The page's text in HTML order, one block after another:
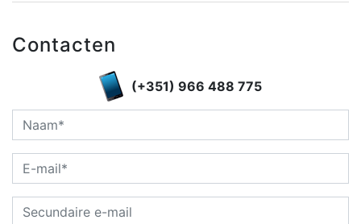
Contacten
(+351) 966 488 775